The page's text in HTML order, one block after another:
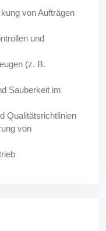
von Aufträgen
und
(z. B.
Sauberkeit im
Qualitätsrichtlinien
von